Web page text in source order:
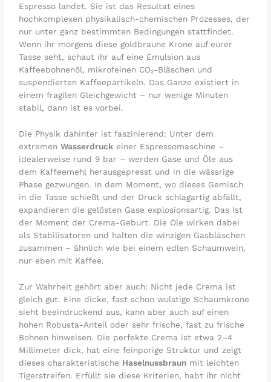
Espresso landet. Sie ist das Resultat eines
hochkomplexen physikalisch-chemischen Prozesses, der
nur unter ganz bestimmten Bedingungen stattfindet.
Wenn ihr morgens diese goldbraune Krone auf eurer
Tasse seht, schaut ihr auf eine Emulsion aus
Kaffeebohnenöl, mikrofeinen CO₂-Bläschen und
suspendierten Kaffeepartikeln. Das Ganze existiert in
einem fragilen Gleichgewicht – nur wenige Minuten
stabil, dann ist es vorbei.
Die Physik dahinter ist faszinierend: Unter dem
extremenWasserdruck einer Espressomaschine –
idealerweise rund 9 bar – werden Gase und Öle aus
dem Kaffeemehl herausgepresst und in die wässrige
Phase gezwungen. In dem Moment, wo dieses Gemisch
in die Tasse schießt und der Druck schlagartig abfällt,
expandieren die gelösten Gase explosionsartig. Das ist
der Moment der Crema-Geburt. Die Öle wirken dabei
als Stabilisatoren und halten die winzigen Gasbläschen
zusammen – ähnlich wie bei einem edlen Schaumwein,
nur eben mit Kaffee.
Zur Wahrheit gehört aber auch: Nicht jede Crema ist
gleich gut. Eine dicke, fast schon wulstige Schaumkrone
sieht beeindruckend aus, kann aber auch auf einen
hohen Robusta-Anteil oder sehr frische, fast zu frische
Bohnen hinweisen. Die perfekte Crema ist etwa 2–4
Millimeter dick, hat eine feinporige Struktur und zeigt
dieses charakteristische Haselnussbraun mit leichten
Tigerstreifen. Erfüllt sie diese Kriterien, habt ihr nicht